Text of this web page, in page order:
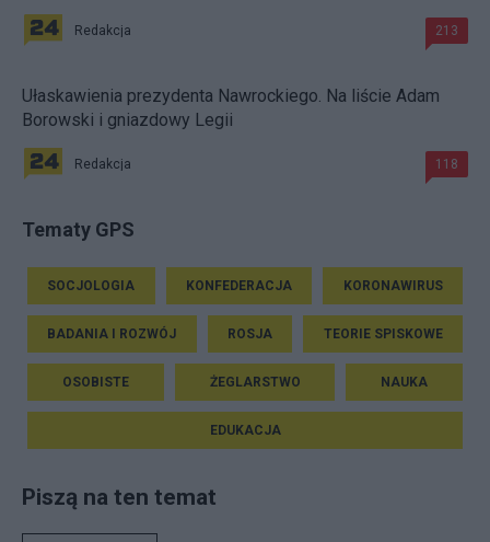
Redakcja 213
Ułaskawienia prezydenta Nawrockiego. Na liście Adam
Borowski i gniazdowy Legii
Redakcja 118
Tematy GPS
SOCJOLOGIA KONFEDERACJA KORONAWIRUS
BADANIA I ROZWÓJ ROSJA TEORIE SPISKOWE
OSOBISTE ŻEGLARSTWO NAUKA
EDUKACJA
Piszą na ten temat